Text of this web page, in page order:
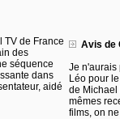
TV de France
des
séquence
dans
aidé
Avis de
Je n'aurais
Léo pour
de Michael
mêmes
films, on